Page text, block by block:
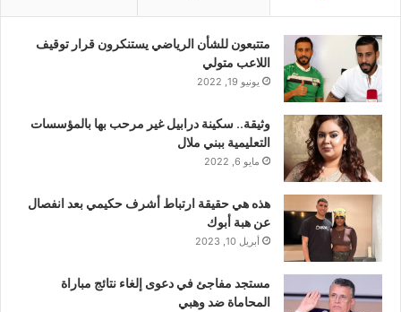
متتبعون للشأن الرياضي يستنكرون قرار توقيف
اللاعب متولي
يونيو 19, 2022
وثيقة.. سكينة درابيل غير مرحب بها بالمؤسسات
التعليمية ببني ملال
مايو 6, 2022
هذه هي حقيقة ارتباط أشرف حكيمي بعد انفصال
عن هبة أبوك
أبريل 10, 2023
مستجد مفاجئ في دعوى إلغاء نتائج مباراة
المحاماة ضد وهبي